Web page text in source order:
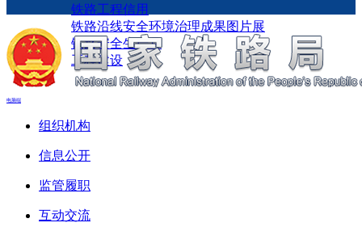
铁路工程信用
铁路沿线安全环境治理成果图片展
铁路安全生产月
工程建设
电脑端
组织机构
信息公开
监管履职
互动交流